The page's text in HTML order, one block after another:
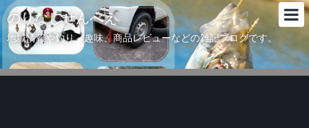
のりなしせんべえ
地域情報や釣り、趣味、商品レビューなどの雑記ブログです。